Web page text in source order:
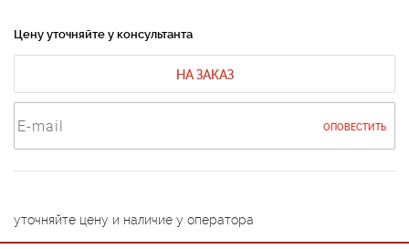
Цену уточняйте у консультанта
НА ЗАКАЗ
ОПОВЕСТИТЬ
уточняйте цену и наличие у оператора